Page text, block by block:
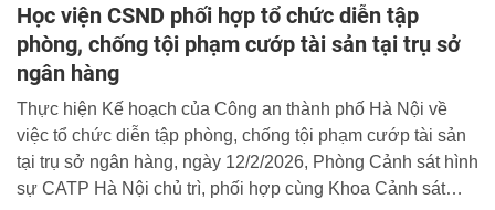
Học viện CSND phối hợp tổ chức diễn tập
phòng, chống tội phạm cướp tài sản tại trụ sở
ngân hàng
Thực hiện Kế hoạch của Công an thành phố Hà Nội về
việc tổ chức diễn tập phòng, chống tội phạm cướp tài sản
tại trụ sở ngân hàng, ngày 12/2/2026, Phòng Cảnh sát hình
sự CATP Hà Nội chủ trì, phối hợp cùng Khoa Cảnh sát